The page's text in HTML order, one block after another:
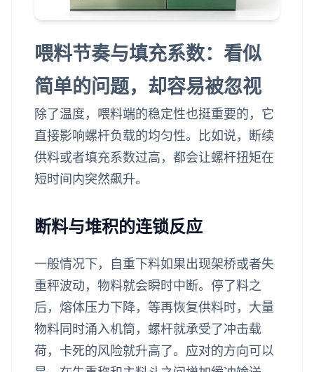
喂料节奏与填充系数：看似
简单的问题，却容易被忽视
除了温度，喂料端的稳定性也挺重要的，它
直接影响螺杆负载的均匀性。比如说，断续
供料或者填充系数过高，都会让螺杆扭矩在
短时间内突然飙升。
断料与堆积的连锁反应
一般情况下，自重下料如果出现架桥或者失
重秤波动，物料就会瞬时中断。停了料之
后，熔体压力下降，等再恢复供料时，大量
物料同时涌入机筒，螺杆就承受了冲击载
荷，卡死的风险就升高了。应对的方向可以